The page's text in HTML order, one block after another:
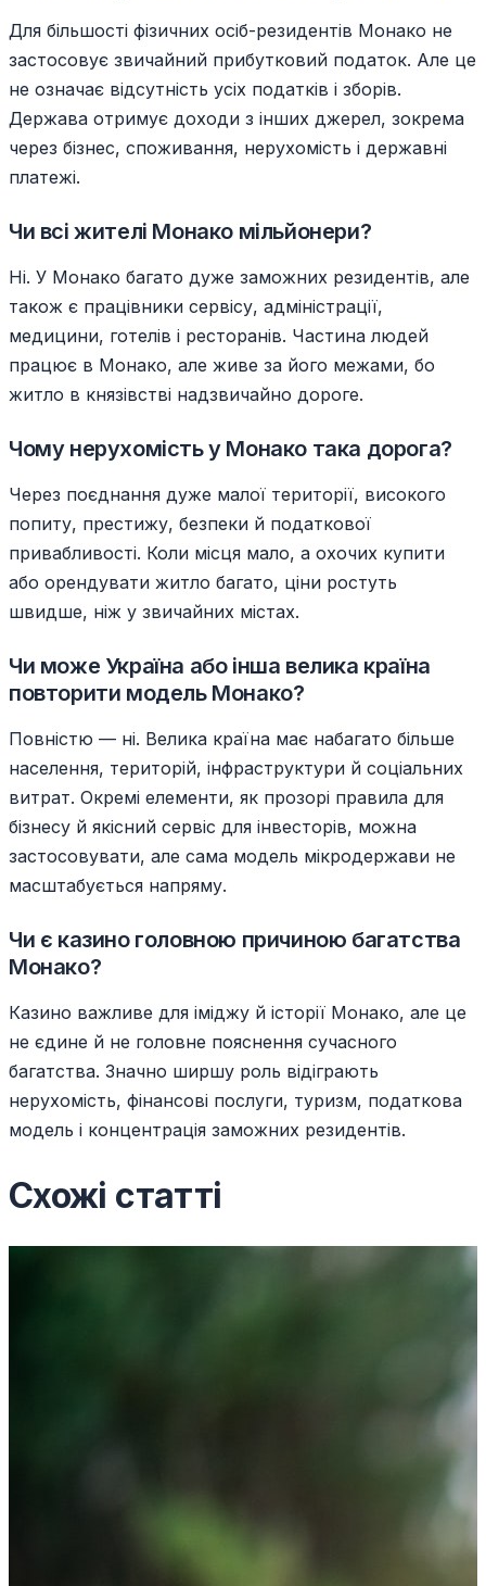
Для більшості фізичних осіб-резидентів Монако не
застосовує звичайний прибутковий податок. Але це
не означає відсутність усіх податків і зборів.
Держава отримує доходи з інших джерел, зокрема
через бізнес, споживання, нерухомість і державні
платежі.
Чи всі жителі Монако мільйонери?
Ні. У Монако багато дуже заможних резидентів, але
також є працівники сервісу, адміністрації,
медицини, готелів і ресторанів. Частина людей
працює в Монако, але живе за його межами, бо
житло в князівстві надзвичайно дороге.
Чому нерухомість у Монако така дорога?
Через поєднання дуже малої території, високого
попиту, престижу, безпеки й податкової
привабливості. Коли місця мало, а охочих купити
або орендувати житло багато, ціни ростуть
швидше, ніж у звичайних містах.
Чи може Україна або інша велика країна
повторити модель Монако?
Повністю — ні. Велика країна має набагато більше
населення, територій, інфраструктури й соціальних
витрат. Окремі елементи, як прозорі правила для
бізнесу й якісний сервіс для інвесторів, можна
застосовувати, але сама модель мікродержави не
масштабується напряму.
Чи є казино головною причиною багатства
Монако?
Казино важливе для іміджу й історії Монако, але це
не єдине й не головне пояснення сучасного
багатства. Значно ширшу роль відіграють
нерухомість, фінансові послуги, туризм, податкова
модель і концентрація заможних резидентів.
Схожі статті